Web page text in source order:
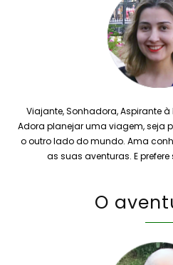
Viajante, Sonhadora, Aspirante
Adora planejar uma viagem, seja
o outro lado do mundo. Ama
as suas aventuras. E
O